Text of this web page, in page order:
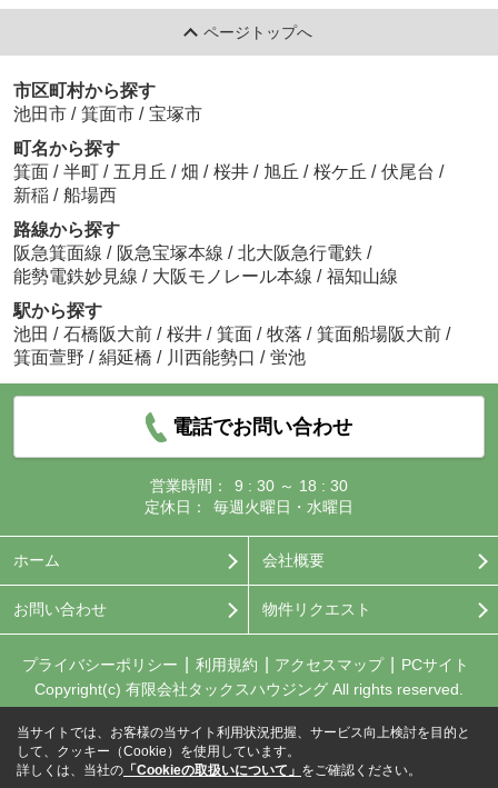
ページトップへ
市区町村から探す
池田市 / 箕面市 / 宝塚市
町名から探す
箕面 / 半町 / 五月丘 / 畑 / 桜井 / 旭丘 / 桜ケ丘 / 伏尾台 /
新稲 / 船場西
路線から探す
阪急箕面線 / 阪急宝塚本線 / 北大阪急行電鉄 /
能勢電鉄妙見線 / 大阪モノレール本線 / 福知山線
駅から探す
池田 / 石橋阪大前 / 桜井 / 箕面 / 牧落 / 箕面船場阪大前 /
箕面萱野 / 絹延橋 / 川西能勢口 / 蛍池
電話でお問い合わせ
営業時間：
9 : 30 ～ 18 : 30
定休日：
毎週火曜日・水曜日
ホーム 会社概要
お問い合わせ 物件リクエスト
プライバシーポリシー 利用規約 アクセスマップ
PCサイト
Copyright(c) 有限会社タックスハウジング All rights reserved.
当サイトでは、お客様の当サイト利用状況把握、サービス向上検討を目的と
して、クッキー（Cookie）を使用しています。
詳しくは、当社の 「Cookieの取扱いについて」 をご確認ください。